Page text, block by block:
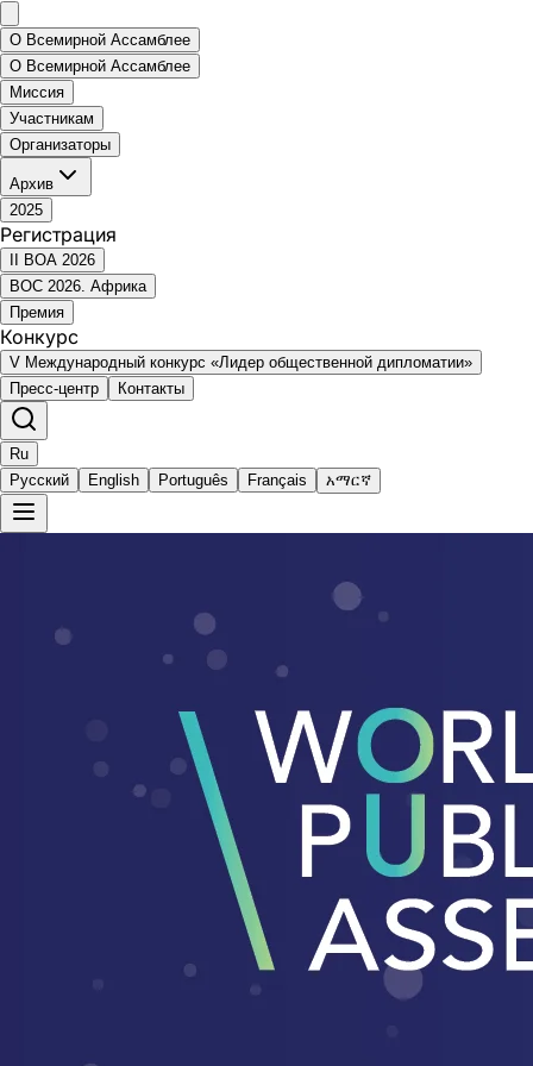
О Всемирной Ассамблее
О Всемирной Ассамблее
Миссия
Участникам
Организаторы
Архив
2025
Регистрация
II ВОА 2026
ВОС 2026. Африка
Премия
Конкурс
V Международный конкурс «Лидер общественной дипломатии»
Пресс-центр
Контакты
Ru
Русский
English Português Français አማርኛ